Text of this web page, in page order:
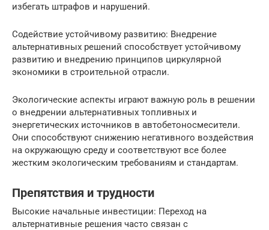
избегать штрафов и нарушений.
Содействие устойчивому развитию: Внедрение
альтернативных решений способствует устойчивому
развитию и внедрению принципов циркулярной
экономики в строительной отрасли.
Экологические аспекты играют важную роль в решении
о внедрении альтернативных топливных и
энергетических источников в автобетоносмесители.
Они способствуют снижению негативного воздействия
на окружающую среду и соответствуют все более
жестким экологическим требованиям и стандартам.
Препятствия и трудности
Высокие начальные инвестиции: Переход на
альтернативные решения часто связан с